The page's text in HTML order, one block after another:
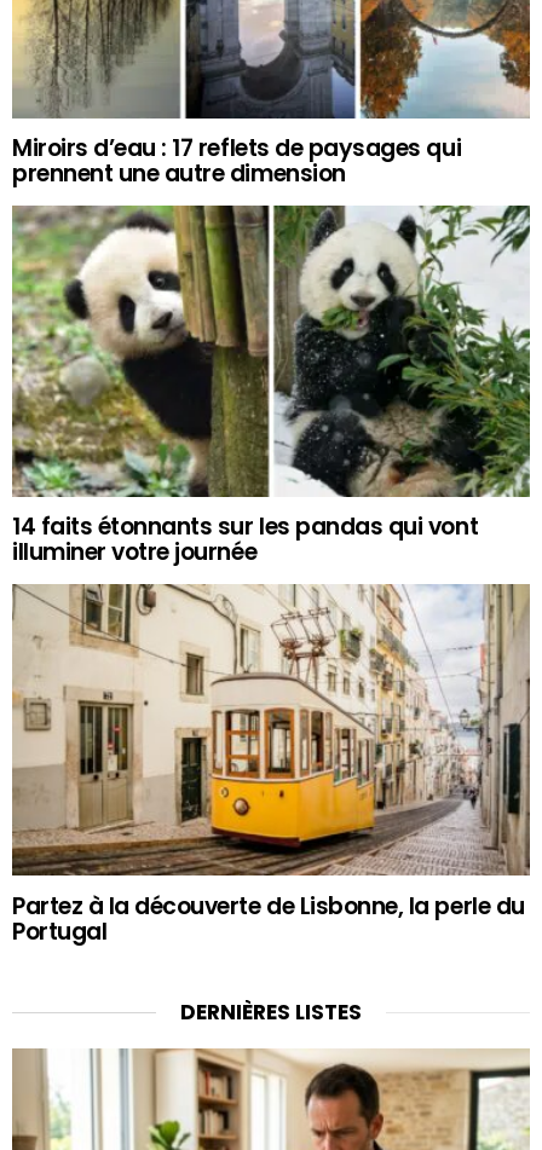
Miroirs d’eau : 17 reflets de paysages qui
prennent une autre dimension
14 faits étonnants sur les pandas qui vont
illuminer votre journée
Partez à la découverte de Lisbonne, la perle du
Portugal
DERNIÈRES LISTES